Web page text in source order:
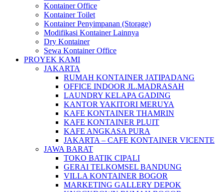
Kontainer Office
Kontainer Toilet
Kontainer Penyimpanan (Storage)
Modifikasi Kontainer Lainnya
Dry Kontainer
Sewa Kontainer Office
PROYEK KAMI
JAKARTA
RUMAH KONTAINER JATIPADANG
OFFICE INDOOR JL.MADRASAH
LAUNDRY KELAPA GADING
KANTOR YAKITORI MERUYA
KAFE KONTAINER THAMRIN
KAFE KONTAINER PLUIT
KAFE ANGKASA PURA
JAKARTA – CAFE KONTAINER VICENTE
JAWA BARAT
TOKO BATIK CIPALI
GERAI TELKOMSEL BANDUNG
VILLA KONTAINER BOGOR
MARKETING GALLERY DEPOK